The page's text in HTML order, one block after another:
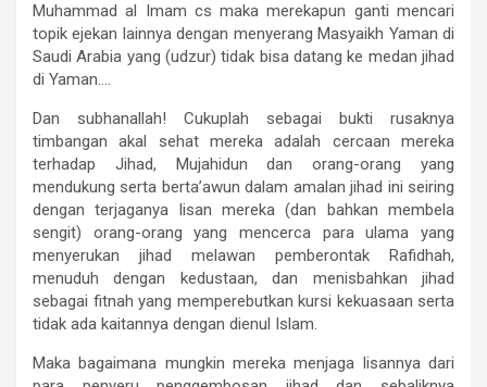
Muhammad al Imam cs maka merekapun ganti mencari
topik ejekan lainnya dengan menyerang Masyaikh Yaman di
Saudi Arabia yang (udzur) tidak bisa datang ke medan jihad
di Yaman….
Dan subhanallah! Cukuplah sebagai bukti rusaknya
timbangan akal sehat mereka adalah cercaan mereka
terhadap Jihad, Mujahidun dan orang-orang yang
mendukung serta berta’awun dalam amalan jihad ini seiring
dengan terjaganya lisan mereka (dan bahkan membela
sengit) orang-orang yang mencerca para ulama yang
menyerukan jihad melawan pemberontak Rafidhah,
menuduh dengan kedustaan, dan menisbahkan jihad
sebagai fitnah yang memperebutkan kursi kekuasaan serta
tidak ada kaitannya dengan dienul Islam.
Maka bagaimana mungkin mereka menjaga lisannya dari